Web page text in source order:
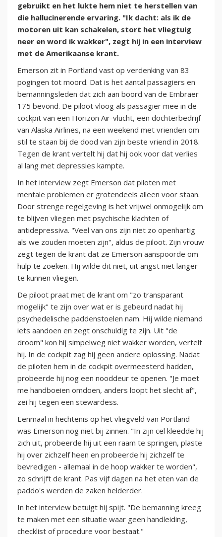
gebruikt en het lukte hem niet te herstellen van
die hallucinerende ervaring. "Ik dacht: als ik de
motoren uit kan schakelen, stort het vliegtuig
neer en word ik wakker", zegt hij in een interview
met de Amerikaanse krant.
Emerson zit in Portland vast op verdenking van 83
pogingen tot moord. Dat is het aantal passagiers en
bemanningsleden dat zich aan boord van de Embraer
175 bevond. De piloot vloog als passagier mee in de
cockpit van een Horizon Air-vlucht, een dochterbedrijf
van Alaska Airlines, na een weekend met vrienden om
stil te staan bij de dood van zijn beste vriend in 2018.
Tegen de krant vertelt hij dat hij ook voor dat verlies
al lang met depressies kampte.
In het interview zegt Emerson dat piloten met
mentale problemen er grotendeels alleen voor staan.
Door strenge regelgeving is het vrijwel onmogelijk om
te blijven vliegen met psychische klachten of
antidepressiva. "Veel van ons zijn niet zo openhartig
als we zouden moeten zijn", aldus de piloot. Zijn vrouw
zegt tegen de krant dat ze Emerson aanspoorde om
hulp te zoeken. Hij wilde dit niet, uit angst niet langer
te kunnen vliegen.
De piloot praat met de krant om "zo transparant
mogelijk" te zijn over wat er is gebeurd nadat hij
psychedelische paddenstoelen nam. Hij wilde niemand
iets aandoen en zegt onschuldig te zijn. Uit "de
droom" kon hij simpelweg niet wakker worden, vertelt
hij. In de cockpit zag hij geen andere oplossing. Nadat
de piloten hem in de cockpit overmeesterd hadden,
probeerde hij nog een nooddeur te openen. "Je moet
me handboeien omdoen, anders loopt het slecht af",
zei hij tegen een stewardess.
Eenmaal in hechtenis op het vliegveld van Portland
was Emerson nog niet bij zinnen. "In zijn cel kleedde hij
zich uit, probeerde hij uit een raam te springen, plaste
hij over zichzelf heen en probeerde hij zichzelf te
bevredigen - allemaal in de hoop wakker te worden",
zo schrijft de krant. Pas vijf dagen na het eten van de
paddo's werden de zaken helderder.
In het interview betuigt hij spijt. "De bemanning kreeg
te maken met een situatie waar geen handleiding,
checklist of procedure voor bestaat."